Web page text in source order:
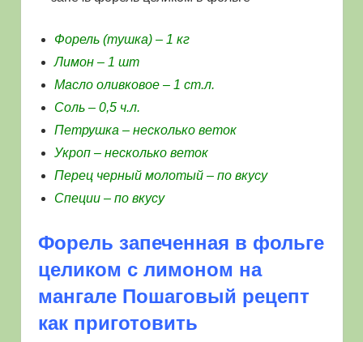
Форель (тушка) – 1 кг
Лимон – 1 шт
Масло оливковое – 1 ст.л.
Соль – 0,5 ч.л.
Петрушка – несколько веток
Укроп – несколько веток
Перец черный молотый – по вкусу
Специи – по вкусу
Форель запеченная в фольге
целиком с лимоном на
мангале Пошаговый рецепт
как приготовить